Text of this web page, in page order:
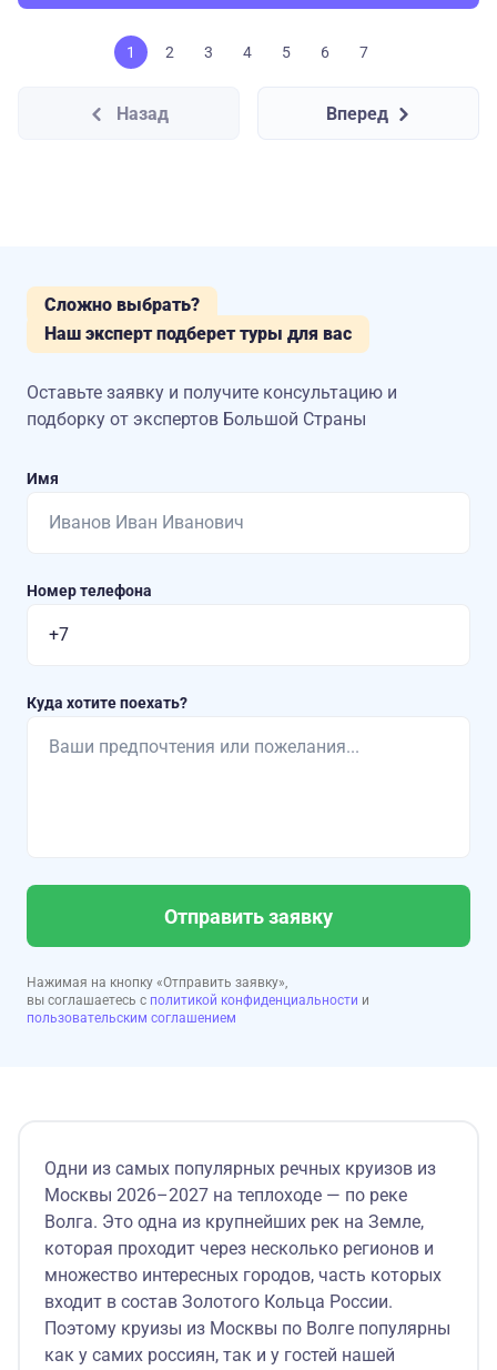
1 2 3 4 5 6 7
Назад Вперед
Сложно выбрать?
Наш эксперт подберет туры для вас
Оставьте заявку и получите консультацию и
подборку от экспертов Большой Страны
Имя
Номер телефона
Куда хотите поехать?
Отправить заявку
Нажимая на кнопку «Отправить заявку»,
вы соглашаетесь с политикой конфиденциальности и
пользовательским соглашением
Одни из самых популярных речных круизов из
Москвы 2026–2027 на теплоходе — по реке
Волга. Это одна из крупнейших рек на Земле,
которая проходит через несколько регионов и
множество интересных городов, часть которых
входит в состав Золотого Кольца России.
Поэтому круизы из Москвы по Волге популярны
как у самих россиян, так и у гостей нашей